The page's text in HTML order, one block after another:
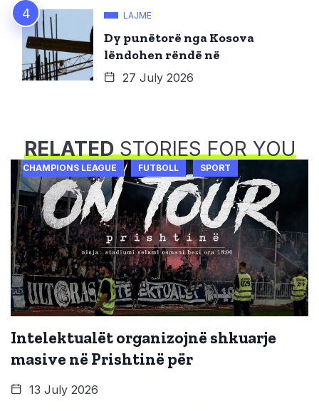
LAJME
Dy punëtorë nga Kosova
lëndohen rëndë në
27 July 2026
RELATEDSTORIES FOR YOU
CHAMPIONS LEAGUE FUTBOLL SPORT
Intelektualët organizojnë shkuarje
masive në Prishtinë për
13 July 2026